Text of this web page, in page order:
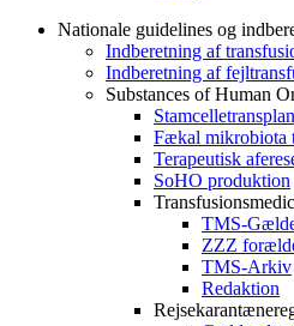
Nationale guidelines og
Indberetning af
Indberetning af
Substances of Human
Fækal mikrobiota
Terapeutisk
SoHO produktion
TMS-
ZZZ
TMS-Arkiv
Redaktion